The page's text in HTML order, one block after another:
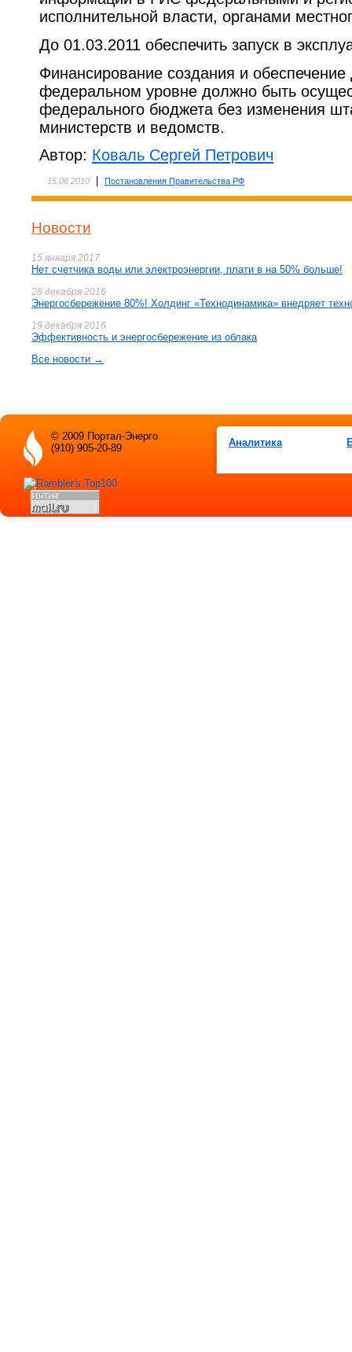
исполнительной власти, органами
До 01.03.2011 обеспечить запуск в
Финансирование создания и
федеральном уровне должно быть
федерального бюджета без изменения
министерств и ведомств.
Автор: Коваль Сергей Петрович
15.06.2010 Постановления Правительства РФ
Новости
15 января 2017
Нет счетчика воды или электроэнергии, плати в на 50% больше!
28 декабря 2016
Энергосбережение 80%! Холдинг «Технодинамика» внедряет
19 декабря 2016
Эффективность и энергосбережение из облака
Все новости →
Аналитика
© 2009 Портал-Энерго
(910) 905-20-89